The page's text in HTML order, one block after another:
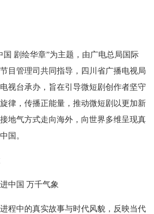
国 剧绘华章”为主题，由广电总局国际
目管理司共同指导，四川省广播电视局
视台承办，旨在引导微短剧创作者坚守
律，传播正能量，推动微短剧以更加新
地气方式走向海外，向世界多维呈现真
国。
中国 万千气象
程中的真实故事与时代风貌，反映当代